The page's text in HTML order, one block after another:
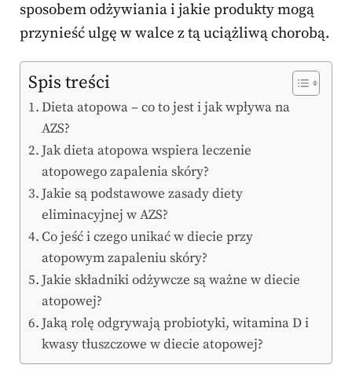
sposobem odżywiania i jakie produkty mogą
przynieść ulgę w walce z tą uciążliwą chorobą.
Spis treści
Dieta atopowa – co to jest i jak wpływa na
AZS?
Jak dieta atopowa wspiera leczenie
atopowego zapalenia skóry?
Jakie są podstawowe zasady diety
eliminacyjnej w AZS?
Co jeść i czego unikać w diecie przy
atopowym zapaleniu skóry?
Jakie składniki odżywcze są ważne w diecie
atopowej?
Jaką rolę odgrywają probiotyki, witamina D i
kwasy tłuszczowe w diecie atopowej?